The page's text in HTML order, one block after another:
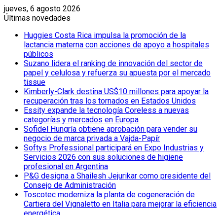
jueves, 6 agosto 2026
Últimas novedades
Huggies Costa Rica impulsa la promoción de la
lactancia materna con acciones de apoyo a hospitales
públicos
Suzano lidera el ranking de innovación del sector de
papel y celulosa y refuerza su apuesta por el mercado
tissue
Kimberly-Clark destina US$10 millones para apoyar la
recuperación tras los tornados en Estados Unidos
Essity expande la tecnología Coreless a nuevas
categorías y mercados en Europa
Sofidel Hungría obtiene aprobación para vender su
negocio de marca privada a Vajda-Papír
Softys Professional participará en Expo Industrias y
Servicios 2026 con sus soluciones de higiene
profesional en Argentina
P&G designa a Shailesh Jejurikar como presidente del
Consejo de Administración
Toscotec moderniza la planta de cogeneración de
Cartiera del Vignaletto en Italia para mejorar la eficiencia